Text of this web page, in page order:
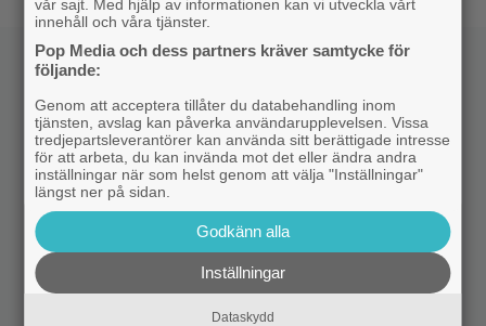
vår sajt. Med hjälp av informationen kan vi utveckla vårt
innehåll och våra tjänster.
Pop Media och dess partners kräver samtycke för
följande:
Genom att acceptera tillåter du databehandling inom
tjänsten, avslag kan påverka användarupplevelsen. Vissa
tredjepartsleverantörer kan använda sitt berättigade intresse
för att arbeta, du kan invända mot det eller ändra andra
inställningar när som helst genom att välja "Inställningar"
längst ner på sidan.
Godkänn alla
Inställningar
Dataskydd